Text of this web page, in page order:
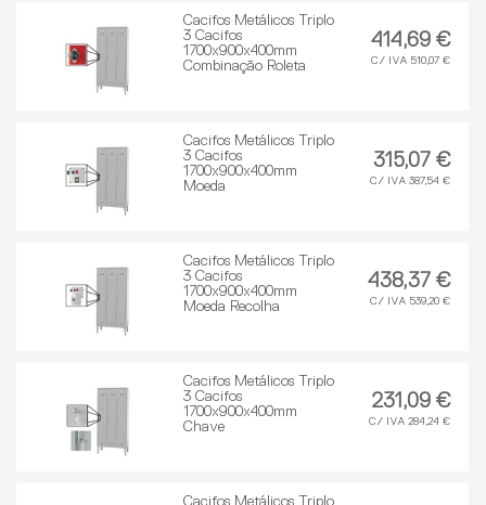
Cacifos Metálicos Triplo
3 Cacifos
1700x900x400mm
Combinação Roleta
414,69 €
C/ IVA 510,07 €
Cacifos Metálicos Triplo
3 Cacifos
1700x900x400mm
Moeda
315,07 €
C/ IVA 387,54 €
Cacifos Metálicos Triplo
3 Cacifos
1700x900x400mm
Moeda Recolha
438,37 €
C/ IVA 539,20 €
Cacifos Metálicos Triplo
3 Cacifos
1700x900x400mm
Chave
231,09 €
C/ IVA 284,24 €
Cacifos Metálicos Triplo